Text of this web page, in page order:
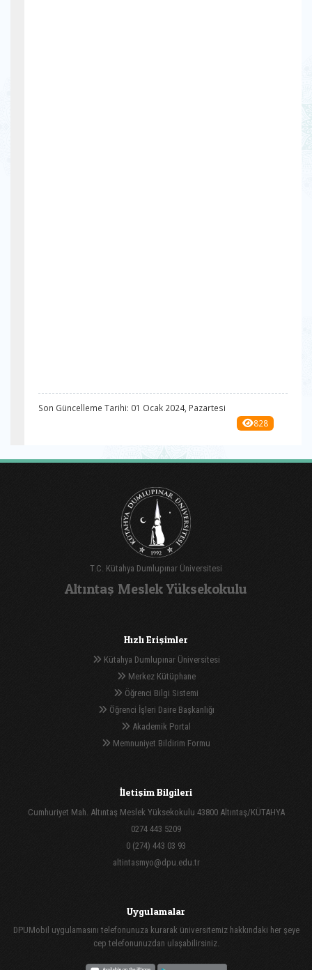
Son Güncelleme Tarihi: 01 Ocak 2024, Pazartesi
828
T.C. Kütahya Dumlupınar Üniversitesi
Altıntaş Meslek Yüksekokulu
Hızlı Erişimler
Kütahya Dumlupınar Üniversitesi
Merkez Kütüphane
Öğrenci Bilgi Sistemi
Öğrenci İşleri Daire Başkanlığı
Akademik Portal
Memnuniyet Bildirim Formu
İletişim Bilgileri
Cumhuriyet Mah. Altıntaş Meslek Yüksekokulu 43800 Altıntaş/KÜTAHYA
0274 443 5209
0 (274) 443 03 93
altintasmyo@dpu.edu.tr
Uygulamalar
DPUMobil uygulamasını telefonunuza kurarak üniversitemiz hakkındaki her şeye
cep telefonunuzdan ulaşabilirsiniz.